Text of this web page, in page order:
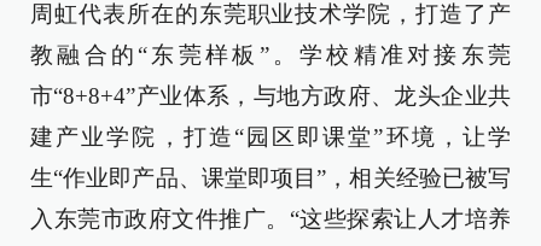
周虹代表所在的东莞职业技术学院，打造了产
教融合的“东莞样板”。学校精准对接东莞
市“8+8+4”产业体系，与地方政府、龙头企业共
建产业学院，打造“园区即课堂”环境，让学
生“作业即产品、课堂即项目”，相关经验已被写
入东莞市政府文件推广。“这些探索让人才培养